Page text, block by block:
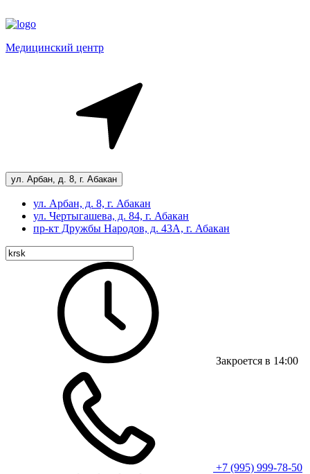
Медицинский центр
ул. Арбан, д. 8, г. Абакан
ул. Арбан, д. 8, г. Абакан
ул. Чертыгашева, д. 84, г. Абакан
пр-кт Дружбы Народов, д. 43А, г. Абакан
Закроется в 14:00
+7 (995) 999-78-50